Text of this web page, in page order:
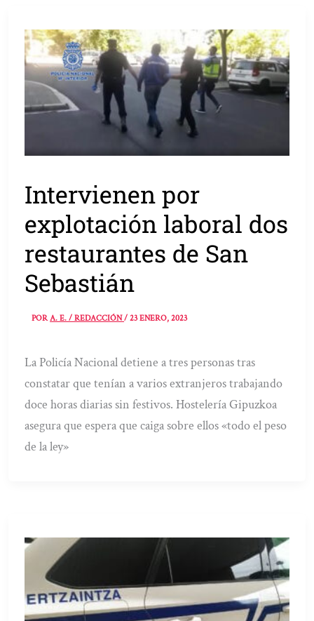
Intervienen por
explotación laboral dos
restaurantes de San
Sebastián
PORA. E. / REDACCIÓN/23 ENERO, 2023
La Policía Nacional detiene a tres personas tras
constatar que tenían a varios extranjeros trabajando
doce horas diarias sin festivos. Hostelería Gipuzkoa
asegura que espera que caiga sobre ellos «todo el peso
de la ley»